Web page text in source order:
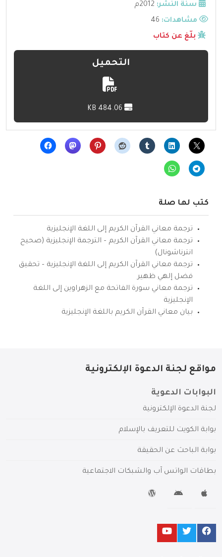
سنة النشر: 2012م
مشاهدات:
بلّغ عن كتاب
التحميل
كتب لها صلة
ترجمة معاني القرآن الكريم إلى اللغة الإنجليزية
ترجمة معاني القرآن الكريم – الترجمة الإنجليزية (صحيح
انترناشونال)
ترجمة معاني القرآن الكريم إلى اللغة الإنجليزية – تحقيق
فضل إلهي ظهير
ترجمة معاني سورة الفاتحة مع الزهراوين إلى اللغة
الإنجليزية
بيان معاني القرآن الكريم باللغة الإنجليزية
مواقع لجنة الدعوة الإلكترونية
البوابات الدعوية
لجنة الدعوة الإلكترونية
بوابة الكويت للتعريف بالإسلام
بوابة الباحث عن الحقيقة
بطاقات الواتس آب والشبكات الاجتماعية